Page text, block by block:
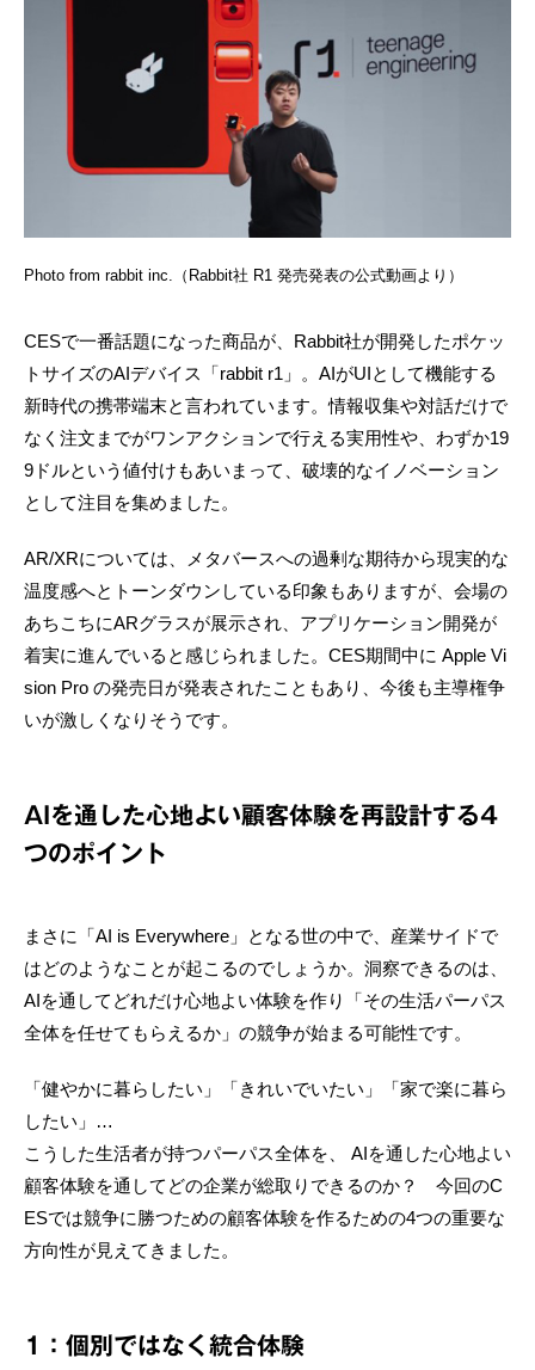
Photo from rabbit inc.（Rabbit社 R1 発売発表の公式動画より）
CESで一番話題になった商品が、Rabbit社が開発したポケッ
トサイズのAIデバイス「rabbit r1」。AIがUIとして機能する
新時代の携帯端末と言われています。情報収集や対話だけで
なく注文までがワンアクションで行える実用性や、わずか19
9ドルという値付けもあいまって、破壊的なイノベーション
として注目を集めました。
AR/XRについては、メタバースへの過剰な期待から現実的な
温度感へとトーンダウンしている印象もありますが、会場の
あちこちにARグラスが展示され、アプリケーション開発が
着実に進んでいると感じられました。CES期間中に Apple Vi
sion Pro の発売日が発表されたこともあり、今後も主導権争
いが激しくなりそうです。
AIを通した心地よい顧客体験を再設計する4
つのポイント
まさに「AI is Everywhere」となる世の中で、産業サイドで
はどのようなことが起こるのでしょうか。洞察できるのは、
AIを通してどれだけ心地よい体験を作り「その生活パーパス
全体を任せてもらえるか」の競争が始まる可能性です。
「健やかに暮らしたい」「きれいでいたい」「家で楽に暮ら
したい」…
こうした生活者が持つパーパス全体を、 AIを通した心地よい
顧客体験を通してどの企業が総取りできるのか？ 今回のC
ESでは競争に勝つための顧客体験を作るための4つの重要な
方向性が見えてきました。
1：個別ではなく統合体験